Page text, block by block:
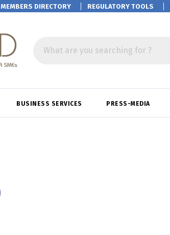
MEMBERS DIRECTORY REGULATORY TOOLS
What are you searching for ?
BUSINESS SERVICES PRESS-MEDIA